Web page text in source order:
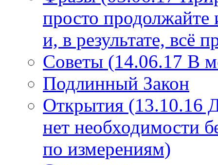
просто продолжайте
и, в результате, всё
Советы (14.06.17 В
Подлинный Закон
Открытия (13.10.16
нет необходимости
по измерениям)